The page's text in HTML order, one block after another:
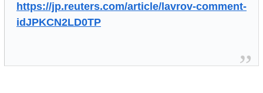
https://jp.reuters.com/article/lavrov-comment-
idJPKCN2LD0TP